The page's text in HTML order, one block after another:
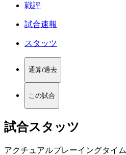
戦評
試合速報
スタッツ
通算/過去
この試合
試合スタッツ
アクチュアルプレーイングタイム